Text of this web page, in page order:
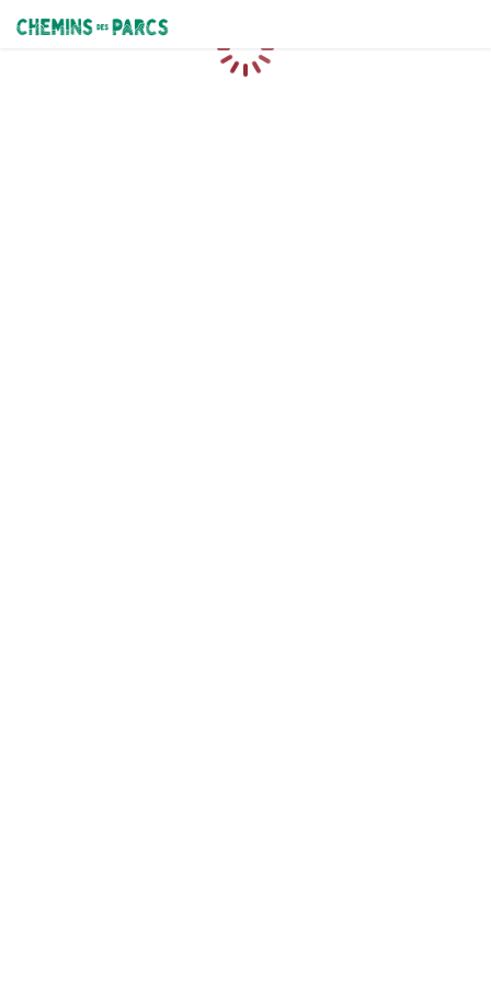
Chemins des Parcs
Caricamento